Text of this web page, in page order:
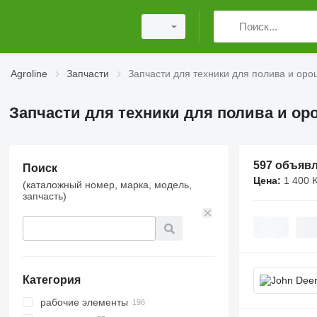
Agroline Запчасти Запчасти для техники для полива и
Запчасти для техники для полива и
Поиск
(каталожный номер, марка, модель,
запчасть)
Категория
рабочие элементы
597
Цена: 1 400